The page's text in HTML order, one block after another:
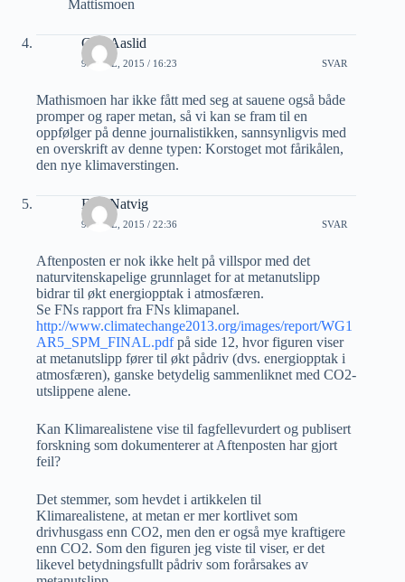
Mattismoen
Geir Aaslid
9 APRIL, 2015 / 16:23 SVAR
Mathismoen har ikke fått med seg at sauene også både
promper og raper metan, så vi kan se fram til en
oppfølger på denne journalistikken, sannsynligvis med
en overskrift av denne typen: Korstoget mot fårikålen,
den nye klimaverstingen.
Erik Natvig
9 APRIL, 2015 / 22:36 SVAR
Aftenposten er nok ikke helt på villspor med det
naturvitenskapelige grunnlaget for at metanutslipp
bidrar til økt energiopptak i atmosfæren.
Se FNs rapport fra FNs klimapanel.
http://www.climatechange2013.org/images/report/WG1
AR5_SPM_FINAL.pdfpå side 12, hvor figuren viser
at metanutslipp fører til økt pådriv (dvs. energiopptak i
atmosfæren), ganske betydelig sammenliknet med CO2-
utslippene alene.
Kan Klimarealistene vise til fagfellevurdert og publisert
forskning som dokumenterer at Aftenposten har gjort
feil?
Det stemmer, som hevdet i artikkelen til
Klimarealistene, at metan er mer kortlivet som
drivhusgass enn CO2, men den er også mye kraftigere
enn CO2. Som den figuren jeg viste til viser, er det
likevel betydningsfullt pådriv som forårsakes av